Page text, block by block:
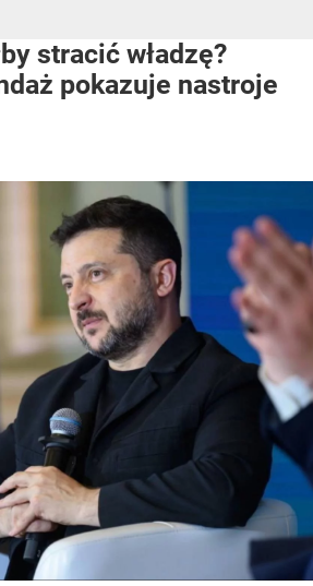
stracić władzę?
pokazuje nastroje